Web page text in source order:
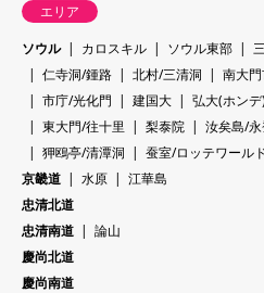
エリア
ソウル
カロスキル ソウル東部
仁寺洞/鍾路
北村/三清洞 南大
市庁/光化門
建国大 弘大(ホン
東大門/往十里
梨泰院 汝矣島/
狎鴎亭/清潭洞
蚕室/ロッテワール
京畿道
水原
江華島
忠清北道
忠清南道
論山
慶尚北道
慶尚南道